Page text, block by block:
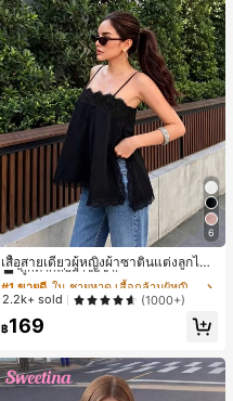
6
เสื้อสายเดี่ยวผู้หญิงผ้าซาตินแต่งลูกไม้
- เสื้อสายเดี่ยวฤดูร้อนสีขากีมีรอยผ่าด้า
นข้างที่น่าดึงดูด ลำลองสีดำ สำหรับเธอ
#1 ขายดี
ใน ชายหาด เสื้อกล้ามผู้หญิง & Camis
ลูกค้ากลับมาซื้อซ้ำ!
#1 ขายดี
ลูกค้ากลับมาซื้อซ้ำ!
#1 ขายดี
ลูกค้ากลับมาซื้อซ้ำ!
#1 ขายดี
ใน ชายหาด เสื้อกล้ามผู้หญิง & Camis
ลูกค้ากลับมาซื้อซ้ำ!
2.2k+ sold (1000+)
฿169